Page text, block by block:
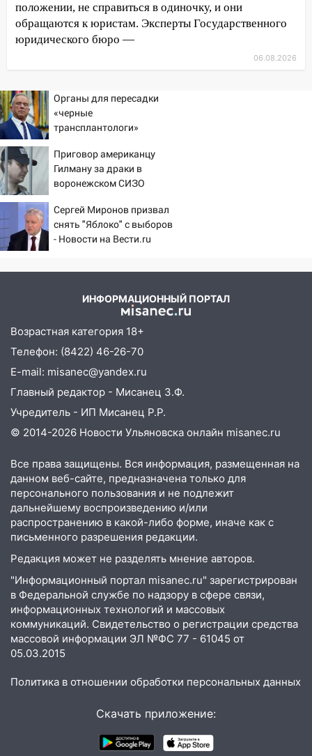
09:50 В Ульяновске черный коршун
застрял в тепловозе
09:44
Ульяновские спасатели помогли
08:21
В Заволжском районе украли два
велосипеда
07:18
В Ульяновск идет
тридцатиградусная жара: какая будет
погода в четверг
06:00
Четыре года борьбы: ульяновские
юристы помогли женщине засудить УК
за плесень на стенах
прибыль, а кому — испытания на
прочность
05.08.2026
22:58 Соцсети: на проспекте Тюленева
ДТП с мотоциклистом
20:22 Мошенники обманули 92-летнюю
жительницу Ульяновской области
19:14 Житель Ульяновской области
подвез троих незнакомцев на трассе и
18:14 Прогноз погоды на 6 августа в
Ульяновской области
18:00 Мотофристайл, рок и силовой
экстрим: в Ульяновске пройдет
большой фестиваль «Наше время»
17:30
августа после рабочего дня: список АЗС
17:05 «Обыск» по видеосвязи: в
Ульяновске задержали 19-летнюю
сообщницу мошенников
Вешкайме посиделки с судимым
18-летняя девушка без прав
положении, не справиться в одиночку, и они
обращаются к юристам. Эксперты Государственного
юридического бюро —
06.08.2026
Органы для пересадки
«черные
трансплантологи»
пациентов
Приговор американцу
Гилману за драки в
воронежском СИЗО
Новости на Вести.ru
Сергей Миронов призвал
снять "Яблоко" с выборов
- Новости на Вести.ru
ИНФОРМАЦИОННЫЙ ПОРТАЛ
Возрастная категория 18+
Телефон: (8422) 46-26-70
E-mail: misanec@yandex.ru
Главный редактор - Мисанец З.Ф.
Учредитель - ИП Мисанец Р.Р.
© 2014-2026 Новости Ульяновска онлайн misanec.ru
Все права защищены. Вся информация, размещенная на
данном веб-сайте, предназначена только для
персонального пользования и не подлежит
дальнейшему воспроизведению и/или
распространению в какой-либо форме, иначе как с
письменного разрешения редакции.
Редакция может не разделять мнение авторов.
"Информационный портал misanec.ru" зарегистрирован
в Федеральной службе по надзору в сфере связи,
информационных технологий и массовых
коммуникаций. Свидетельство о регистрации средства
массовой информации ЭЛ №ФС 77 - 61045 от
05.03.2015
Политика в отношении обработки персональных данных
Скачать приложение: